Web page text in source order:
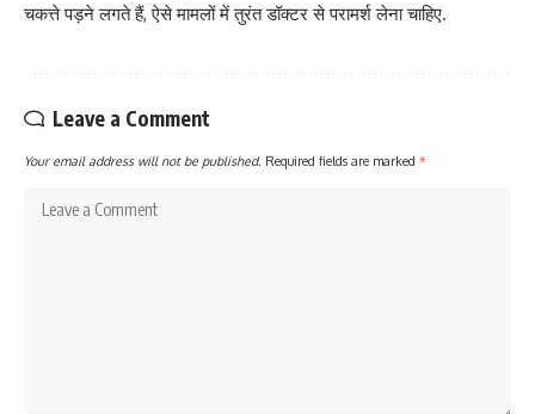
चकत्ते पड़ने लगते हैं, ऐसे मामलों में तुरंत डॉक्टर से परामर्श लेना चाहिए.
Leave a Comment
Your email address will not be published. Required fields are marked *